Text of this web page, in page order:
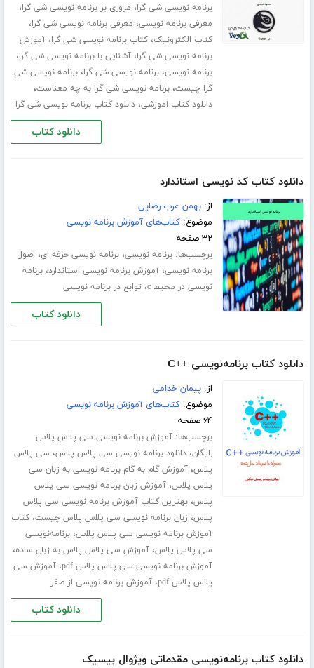
برنامه نویسی شی گرا، مروری بر برنامه نویسی شی گرا،
معرفی برنامه نویسی، معرفی برنامه نویسی شی گرا،
کتاب الکترونیک،کتاب برنامه نویسی شی گرا،آموزش
برنامه نویسی شی گرا،آشنایی با برنامه نویسی شی گرا،
برنامه نویسی،برنامه نویسی شی گرا،برنامه نویسی شی
گرا چیست،برنامه نویسی شی گرا به چه معناست،
دانلود کتاب اموزشی،دانلود کتاب برنامه نویسی شی گرا
دانلود کتاب
دانلود کتاب کد نویسی استاندارد
از:بهمن عرب رضایی
موضوع:کتاب‌های آموزش برنامه نویسی
۳۲ صفحه
برچسب‌ها:برنامه نویسی،برنامه نویسی حرفه ای، اصول
برنامه نویسی،آموزش برنامه نویسی استاندارد،برنامه
نویسی در محیط c ، توابع در برنامه نویسی
دانلود کتاب
دانلود کتاب برنامه‌نویسی ++C
از:پیمان خدامی
موضوع:کتاب‌های آموزش برنامه نویسی
۶۴ صفحه
برچسب‌ها:آموزش برنامه نویسی سی پلاس پلاس
رایگان،دانلود برنامه نویسی سی پلاس پلاس، سی پلاس
پلاس،آموزش گام به گام برنامه نویسی به زبان سی
پلاس پلاس،آموزش زبان برنامه نویسی سی پلاس
پلاس،بهترین کتاب آموزش برنامه نویسی سی پلاس
پلاس، زبان برنامه نویسی سی پلاس پلاس چیست،کتاب
آموزش برنامه نویسی سی پلاس پلاس،برنامه‌نویسی
سی پلاس پلاس،آموزش سی پلاس پلاس به زبان ساده،
آموزش برنامه نویسی سی پلاس پلاس pdf ،آموزش سی
پلاس پلاس pdf
،آموزش برنامه نویسی از صفر
دانلود کتاب
دانلود کتاب برنامه‌نویسی مقدماتی ویژوال بیسیک